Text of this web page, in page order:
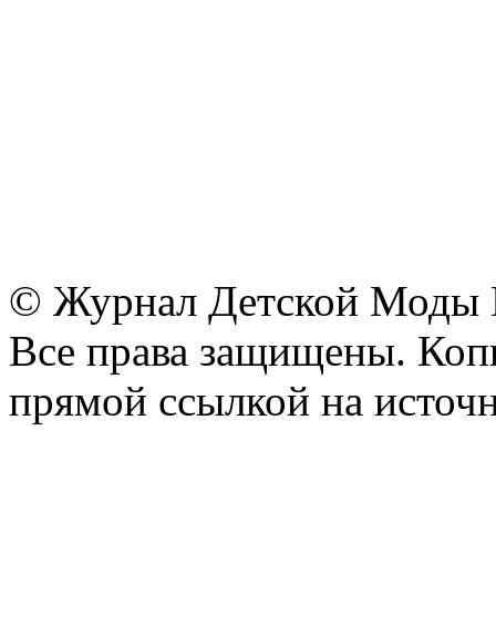
© Журнал Детской Моды
Все права защищены.
прямой ссылкой на